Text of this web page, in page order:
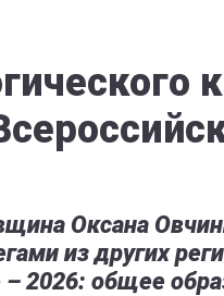
Оксана
из других
– 2026: общее